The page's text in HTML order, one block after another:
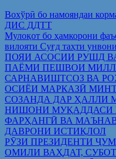
Вохўрӣ бо намояндаи
ДИС ДДТТ
Мулоқот бо ҳамкорони
вилояти Суғд таҳти
ПОЯИ АСОСИИ РУШД
ПАЁМИ ПЕШВОИ
САРНАВИШТСОЗ ВА
ОСИЁИ МАРКАЗӢ
СОЗАНДА ДАР ҲАЛЛИ
НИШОНИ МУҚАДДАСИ
ФАРҲАНГӢ ВА
ДАВРОНИ ИСТИҚЛОЛ
РӮЗИ ПРЕЗИДЕНТИ
ОМИЛИ ВАҲДАТ,